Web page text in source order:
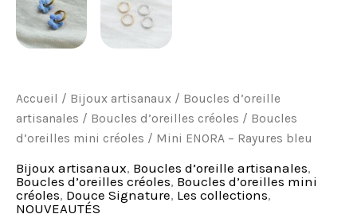
Accueil / Bijoux artisanaux / Boucles d’oreille
artisanales / Boucles d’oreilles créoles / Boucles
d’oreilles mini créoles / Mini ENORA – Rayures bleu
Bijoux artisanaux, Boucles d’oreille artisanales,
Boucles d’oreilles créoles, Boucles d’oreilles mini
créoles, Douce Signature, Les collections,
NOUVEAUTÉS